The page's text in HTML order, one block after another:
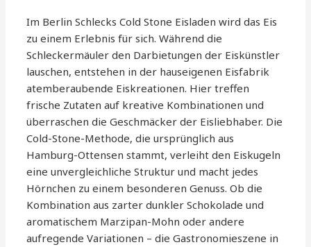
Im Berlin Schlecks Cold Stone Eisladen wird das Eis
zu einem Erlebnis für sich. Während die
Schleckermäuler den Darbietungen der Eiskünstler
lauschen, entstehen in der hauseigenen Eisfabrik
atemberaubende Eiskreationen. Hier treffen
frische Zutaten auf kreative Kombinationen und
überraschen die Geschmäcker der Eisliebhaber. Die
Cold-Stone-Methode, die ursprünglich aus
Hamburg-Ottensen stammt, verleiht den Eiskugeln
eine unvergleichliche Struktur und macht jedes
Hörnchen zu einem besonderen Genuss. Ob die
Kombination aus zarter dunkler Schokolade und
aromatischem Marzipan-Mohn oder andere
aufregende Variationen – die Gastronomieszene in